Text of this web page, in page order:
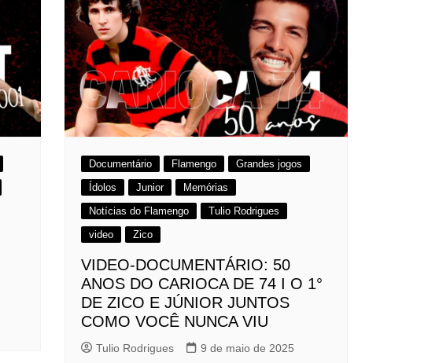
Documentário Flamengo
Grandes jogos
Ídolos
Junior
Memórias
Notícias do Flamengo
Tulio Rodrigues
video
Zico
VIDEO-DOCUMENTÁRIO: 50
ANOS DO CARIOCA DE 74 I O 1°
DE ZICO E JÚNIOR JUNTOS
COMO VOCÊ NUNCA VIU
Tulio Rodrigues 9 de maio de 2025